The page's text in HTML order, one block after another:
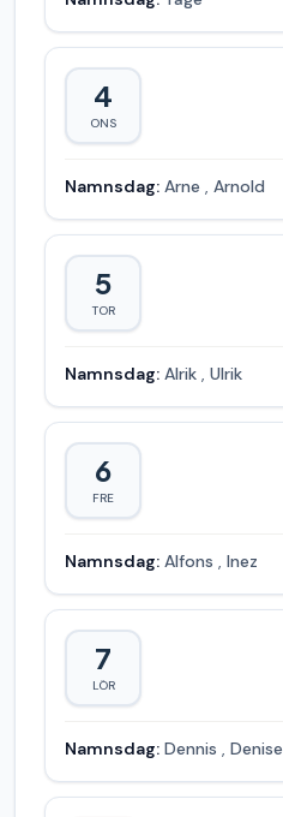
4
ONS
Namnsdag: Arne , Arnold
5
TOR
Namnsdag: Alrik , Ulrik
6
FRE
Namnsdag: Alfons , Inez
7
LÖR
Namnsdag: Dennis , Denise